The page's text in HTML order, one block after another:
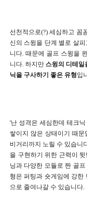
선천적으로(?) 세심하고 꼼
신의 스윙을 단계 별로 살
니다. 때문에 골프 스윙을
니다. 하지만 스윙의 디테일
닉을 구사하기 좋은 유형입
'난 성격은 세심한데 테크
쌓이지 않은 상태이기 때
비거리까지 노릴 수 있습니
을 구현하기 위한 근력이
닝과 다양한 모듈로 짠 골
형은 퍼팅과 숏게임에 강한
으로 줄여나갈 수 있습니다.